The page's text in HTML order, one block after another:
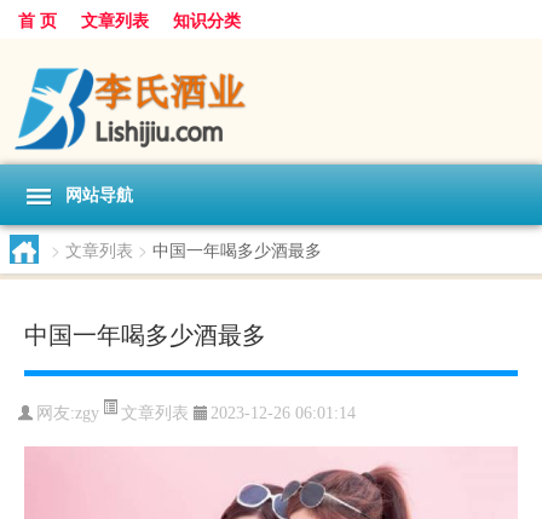
首 页 文章列表 知识分类
网站导航
> 文章列表 > 中国一年喝多少酒最多
中国一年喝多少酒最多
网友:zgy 文章列表 2023-12-26 06:01:14